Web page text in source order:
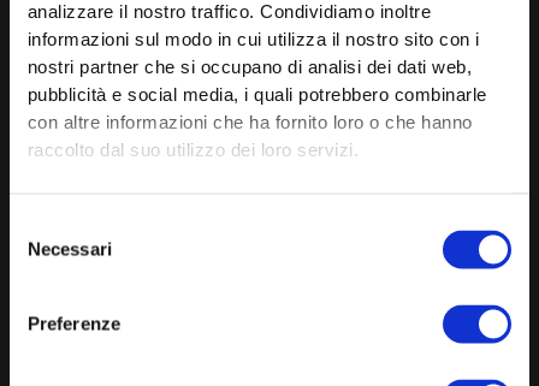
analizzare il nostro traffico. Condividiamo inoltre
informazioni sul modo in cui utilizza il nostro sito con i
nostri partner che si occupano di analisi dei dati web,
pubblicità e social media, i quali potrebbero combinarle
con altre informazioni che ha fornito loro o che hanno
raccolto dal suo utilizzo dei loro servizi.
delNecessari
Preferenze